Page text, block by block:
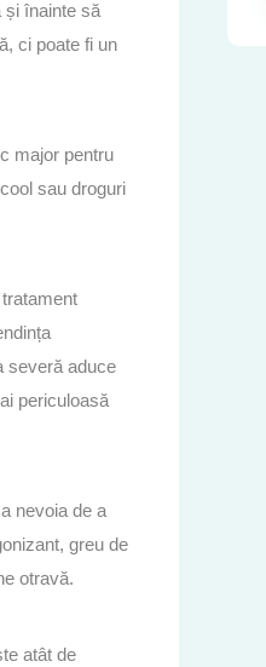
și înainte să
ci poate fi un
major pentru
sau droguri
severă aduce
periculoasă
nevoia de a
greu de
otravă.
atât de